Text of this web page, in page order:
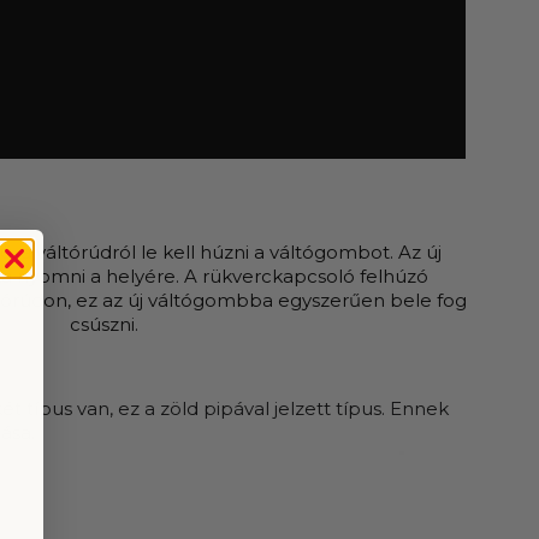
a váltórúdról le kell húzni a váltógombot. Az új
nyomni a helyére. A rükverckapcsoló felhúzó
ez az új váltógombba egyszerűen bele fog
csúszni.
típus van, ez a zöld pipával jelzett típus. Ennek